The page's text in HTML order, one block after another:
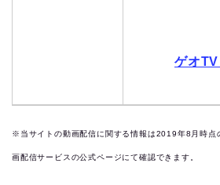
ゲオ
※当サイトの動画配信に関する情報は2019年8月時点
画配信サービスの公式ページにて確認できます。